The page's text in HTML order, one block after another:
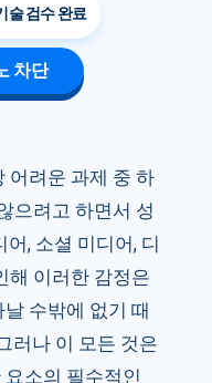
술 검수 완료
차단
어려운 과제 중 하
으려고 하면서 성
, 소셜 미디어, 디
해 이러한 감정은
수밖에 없기 때
러나 이 모든 것은
소의 필수적인